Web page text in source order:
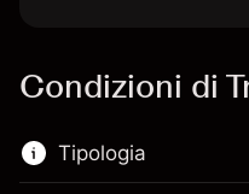
Condizioni di
Tipologia